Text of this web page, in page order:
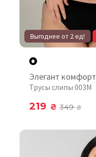
Выгоднее от 2 ед!
Элегант комфорт
Трусы слипы 003М
219 ₴ 349₴